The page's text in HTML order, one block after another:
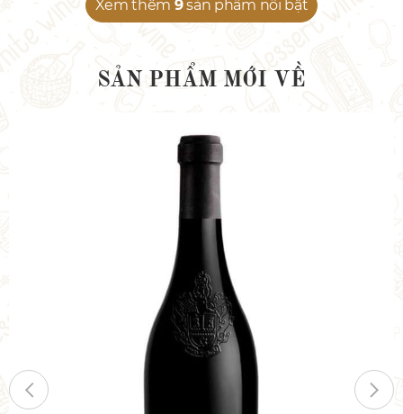
Xem thêm 9sản phẩm nổi bật
SẢN PHẨM MỚI VỀ